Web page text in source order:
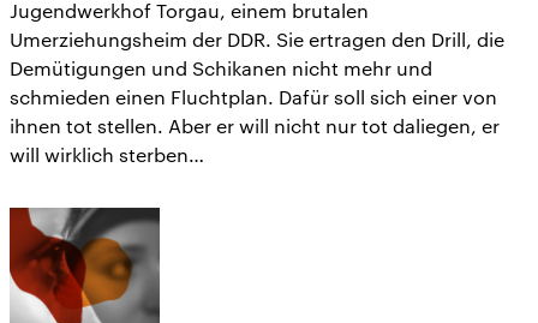
Jugendwerkhof Torgau, einem brutalen
Umerziehungsheim der DDR. Sie ertragen den Drill, die
Demütigungen und Schikanen nicht mehr und
schmieden einen Fluchtplan. Dafür soll sich einer von
ihnen tot stellen. Aber er will nicht nur tot daliegen, er
will wirklich sterben…